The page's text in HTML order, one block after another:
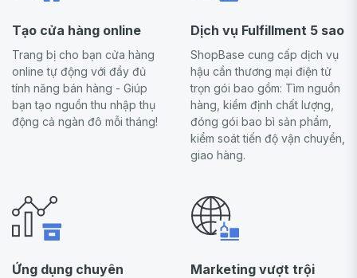
Tạo cửa hàng online
Trang bị cho bạn cửa hàng
online tự động với đầy đủ
tính năng bán hàng - Giúp
bạn tạo nguồn thu nhập thụ
động cả ngàn đô mỗi tháng!
Dịch vụ Fulfillment 5 sao
ShopBase cung cấp dịch vụ
hậu cần thương mại điện tử
trọn gói bao gồm: Tìm nguồn
hàng, kiểm định chất lượng,
đóng gói bao bì sản phẩm,
kiểm soát tiến độ vận chuyển,
giao hàng.
Ứng dụng chuyên
Marketing vượt trội